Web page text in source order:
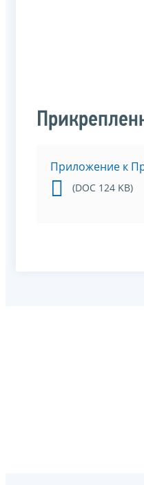
Приложение к
(DOC 124 KB)